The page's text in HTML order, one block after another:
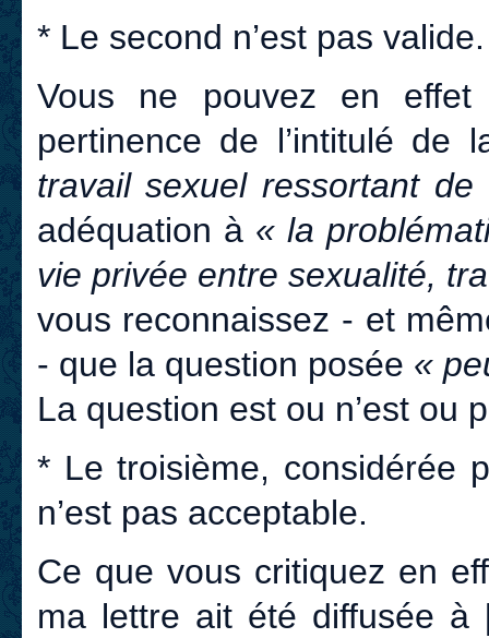
* Le second n’est pas valide.
Vous ne pouvez en
pertinence de l’intitulé de
travail sexuel ressortant
adéquation à « la
vie privée entre sexualité,
vous reconnaissez - et
- que la question posée «
La question est ou n’est ou
* Le troisième, considérée
n’est pas acceptable.
Ce que vous critiquez en
ma lettre ait été diffusée à